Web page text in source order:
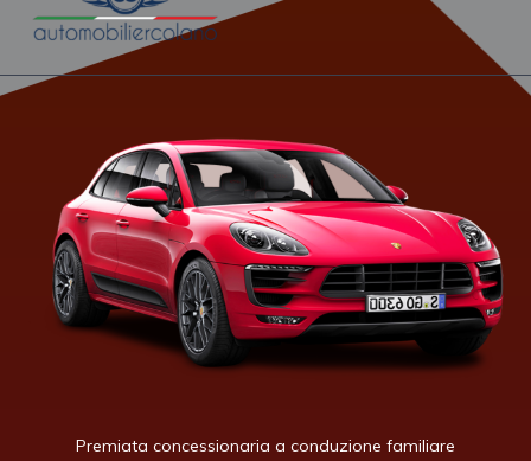
Premiata concessionaria a conduzione familiare